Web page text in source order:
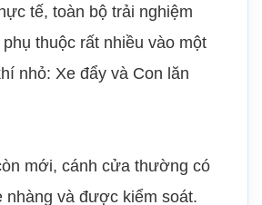
tế, toàn bộ trải nghiệm
thuộc rất nhiều vào một
nhỏ: Xe đẩy và Con lăn
mới, cánh cửa thường có
nhàng và được kiểm soát.